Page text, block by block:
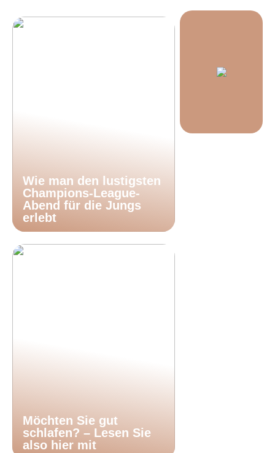
Wie man den lustigsten
Champions-League-
Abend für die Jungs
erlebt
Möchten Sie gut
schlafen? – Lesen Sie
also hier mit